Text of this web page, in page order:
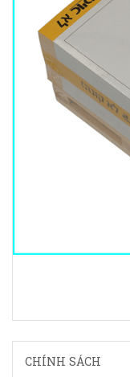
CHÍNH SÁCH